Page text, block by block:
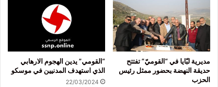
مديرية لبّايا في “القوميّ” تفتتح
حديقة النهضة بحضور ممثل رئيس
الحزب
“القومي” يدين الهجوم الارهابي
الذي استهدف المدنيين في موسكو
22/03/2024